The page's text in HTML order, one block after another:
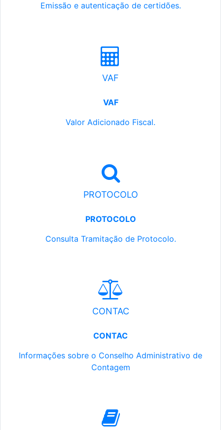
Emissão e autenticação de certidões.
VAF
VAF
Valor Adicionado Fiscal.
PROTOCOLO
PROTOCOLO
Consulta Tramitação de Protocolo.
CONTAC
CONTAC
Informações sobre o Conselho Administrativo de
Contagem